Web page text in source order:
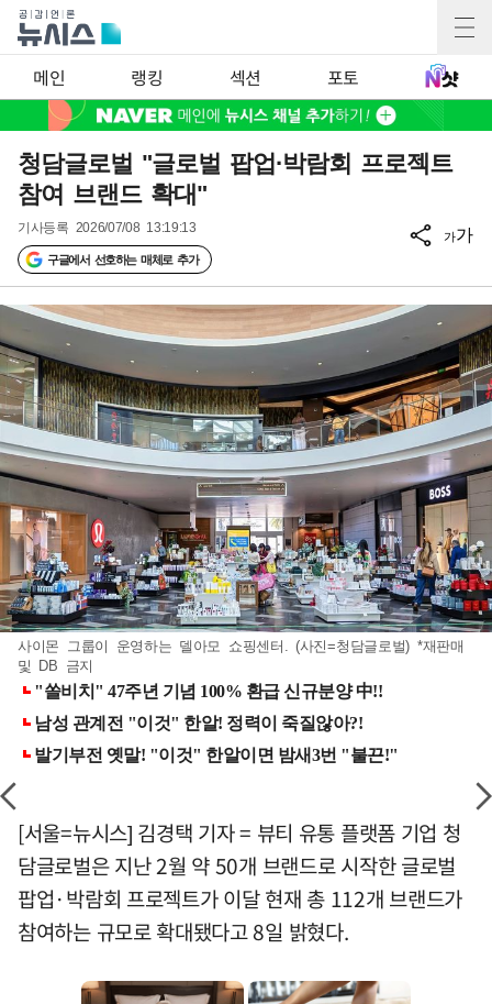
메인 랭킹 섹션 포토
청담글로벌 "글로벌 팝업·박람회 프로젝트
참여 브랜드 확대"
기사등록 2026/07/08 13:19:13
구글에서 선호하는 매체로 추가
가가
사이몬 그룹이 운영하는 델아모 쇼핑센터. (사진=청담글로벌) *재판매
및 DB 금지
[서울=뉴시스] 김경택 기자 = 뷰티 유통 플랫폼 기업 청
담글로벌은 지난 2월 약 50개 브랜드로 시작한 글로벌
팝업·박람회 프로젝트가 이달 현재 총 112개 브랜드가
참여하는 규모로 확대됐다고 8일 밝혔다.